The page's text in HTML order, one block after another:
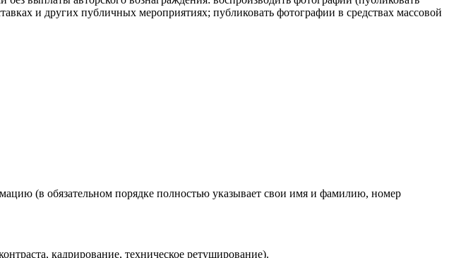
и других публичных мероприятиях; публиковать фотографии в средствах массовой
(в обязательном порядке полностью указывает свои имя и фамилию, номер
кадрирование, техническое ретуширование).